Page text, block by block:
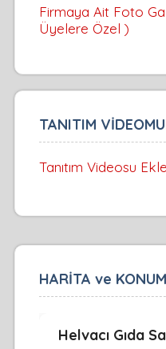
Firmaya Ait Foto
Üyelere Özel )
TANITIM
Tanıtım Videosu
HARİTA ve
Helvacı Gıda